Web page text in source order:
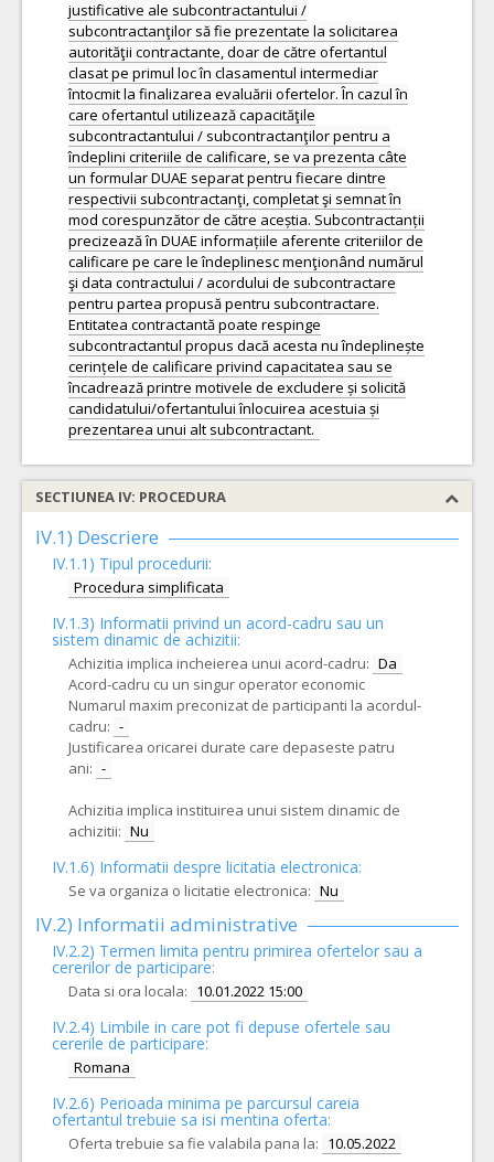
justificative ale subcontractantului /
subcontractanţilor să fie prezentate la solicitarea
autorităţii contractante, doar de către ofertantul
clasat pe primul loc în clasamentul intermediar
întocmit la finalizarea evaluării ofertelor. În cazul în
care ofertantul utilizează capacităţile
subcontractantului / subcontractanţilor pentru a
îndeplini criteriile de calificare, se va prezenta câte
un formular DUAE separat pentru fiecare dintre
respectivii subcontractanţi, completat şi semnat în
mod corespunzător de către aceștia. Subcontractanții
precizează în DUAE informațiile aferente criteriilor de
calificare pe care le îndeplinesc menţionând numărul
şi data contractului / acordului de subcontractare
pentru partea propusă pentru subcontractare.
Entitatea contractantă poate respinge
subcontractantul propus dacă acesta nu îndeplinește
cerințele de calificare privind capacitatea sau se
încadrează printre motivele de excludere și solicită
candidatului/ofertantului înlocuirea acestuia și
SECTIUNEA IV: PROCEDURA
IV.1) Descriere
IV.1.1) Tipul procedurii:
Procedura simplificata
IV.1.3) Informatii privind un acord-cadru sau un
sistem dinamic de achizitii:
Achizitia implica incheierea unui acord-cadru: Da
Acord-cadru cu un singur operator economic
Numarul maxim preconizat de participanti la acordul-
cadru: -
Justificarea oricarei durate care depaseste patru
ani: -
Achizitia implica instituirea unui sistem dinamic de
achizitii: Nu
IV.1.6) Informatii despre licitatia electronica:
Se va organiza o licitatie electronica: Nu
IV.2) Informatii administrative
IV.2.2) Termen limita pentru primirea ofertelor sau a
cererilor de participare:
Data si ora locala: 10.01.2022 15:00
IV.2.4) Limbile in care pot fi depuse ofertele sau
cererile de participare:
Romana
IV.2.6) Perioada minima pe parcursul careia
ofertantul trebuie sa isi mentina oferta:
Oferta trebuie sa fie valabila pana la: 10.05.2022